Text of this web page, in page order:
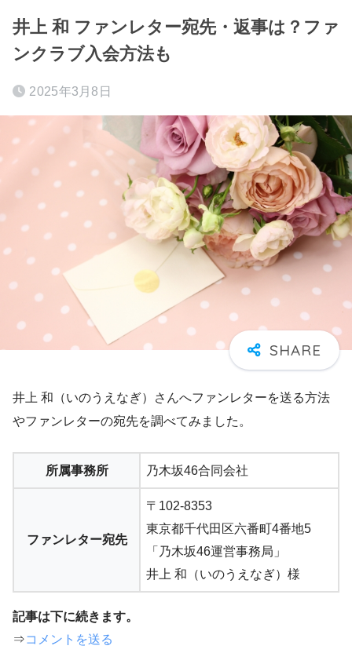
井上 和 ファンレター宛先・返事は？ファ
ンクラブ入会方法も
2025年3月8日
井上 和（いのうえなぎ）さんへファンレターを送る方法
やファンレターの宛先を調べてみました。
所属事務所 乃木坂46合同会社
ファンレター宛先
〒102-8353
東京都千代田区六番町4番地5
「乃木坂46運営事務局」
井上 和（いのうえなぎ）様
記事は下に続きます。
⇒コメントを送る